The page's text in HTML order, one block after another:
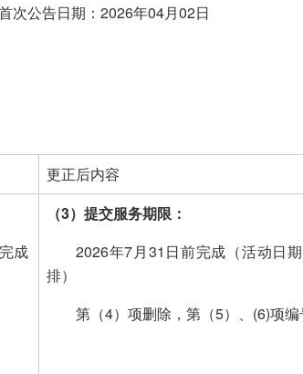
次公告日期：2026年04月02日
更正后内容
成
（3）提交服务期限：
2026年7月31日前完成（活动日
排）
第（4）项删除，第（5）、(6)项